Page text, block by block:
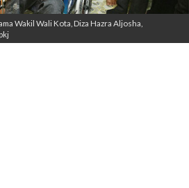
Wakil Wali Kota, Diza Hazra Aljosha,